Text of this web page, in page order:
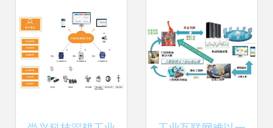
据服务